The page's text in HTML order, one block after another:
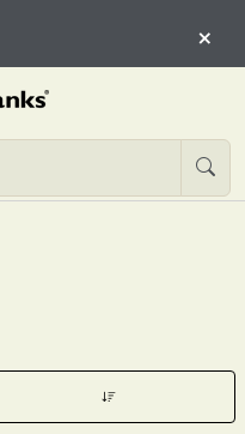
×